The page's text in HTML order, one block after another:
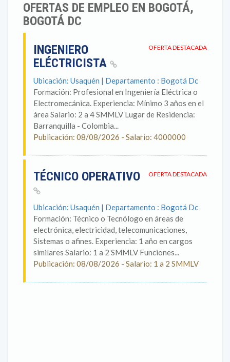
OFERTAS DE EMPLEO EN BOGOTÁ,
BOGOTÁ DC
OFERTA DESTACADA
INGENIERO
ELÉCTRICISTA
Ubicación: Usaquén | Departamento : Bogotá Dc
Formación: Profesional en Ingeniería Eléctrica o
Electromecánica. Experiencia: Mínimo 3 años en el
área Salario: 2 a 4 SMMLV Lugar de Residencia:
Barranquilla - Colombia...
Publicación: 08/08/2026 - Salario: 4000000
OFERTA DESTACADA
TÉCNICO OPERATIVO
Ubicación: Usaquén | Departamento : Bogotá Dc
Formación: Técnico o Tecnólogo en áreas de
electrónica, electricidad, telecomunicaciones,
Sistemas o afines. Experiencia: 1 año en cargos
similares Salario: 1 a 2 SMMLV Funciones...
Publicación: 08/08/2026 - Salario: 1 a 2 SMMLV